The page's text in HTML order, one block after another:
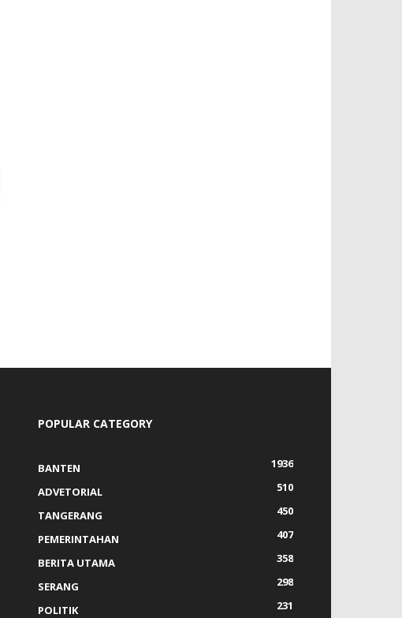
POPULAR CATEGORY
BANTEN
1936
ADVETORIAL
510
TANGERANG
450
PEMERINTAHAN
407
BERITA UTAMA
358
SERANG
298
POLITIK
231